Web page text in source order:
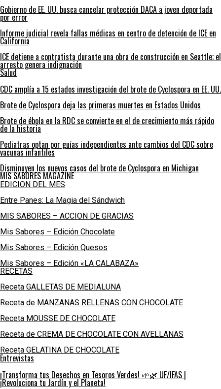
Gobierno de EE. UU. busca cancelar protección DACA a joven deportada
por error
Informe judicial revela fallas médicas en centro de detención de ICE en
California
ICE detiene a contratista durante una obra de construcción en Seattle; el
arresto genera indignación
Salud
CDC amplía a 15 estados investigación del brote de Cyclospora en EE. UU.
Brote de Cyclospora deja las primeras muertes en Estados Unidos
Brote de ébola en la RDC se convierte en el de crecimiento más rápido
de la historia
Pediatras optan por guías independientes ante cambios del CDC sobre
vacunas infantiles
Disminuyen los nuevos casos del brote de Cyclospora en Michigan
MIS SABORES MAGAZINE
EDICION DEL MES
Entre Panes: La Magia del Sándwich
MIS SABORES – ACCION DE GRACIAS
Mis Sabores – Edición Chocolate
Mis Sabores – Edición Quesos
Mis Sabores – Edición «LA CALABAZA»
RECETAS
Receta GALLETAS DE MEDIALUNA
Receta de MANZANAS RELLENAS CON CHOCOLATE
Receta MOUSSE DE CHOCOLATE
Receta de CREMA DE CHOCOLATE CON AVELLANAS
Receta GELATINA DE CHOCOLATE
Entrevistas
¡Transforma tus Desechos en Tesoros Verdes! 🌱🌿 UF/IFAS |
¡Revoluciona tu Jardín y el Planeta!